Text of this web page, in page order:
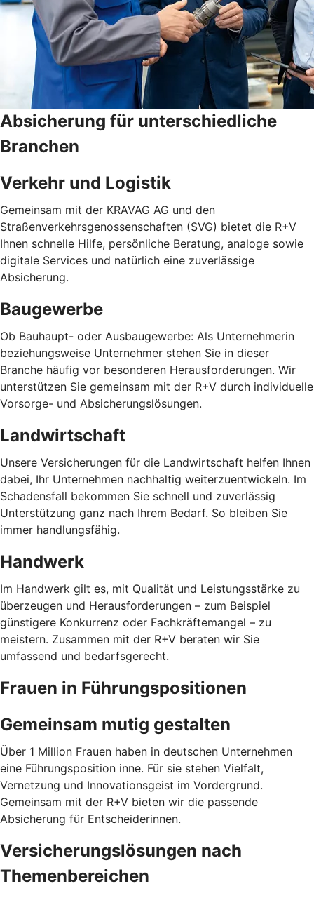
Absicherung für unterschiedliche
Branchen
Verkehr und Logistik
Gemeinsam mit der KRAVAG AG und den
Straßenverkehrsgenossenschaften (SVG) bietet die R+V
Ihnen schnelle Hilfe, persönliche Beratung, analoge sowie
digitale Services und natürlich eine zuverlässige
Absicherung.
Baugewerbe
Ob Bauhaupt- oder Ausbaugewerbe: Als Unternehmerin
beziehungsweise Unternehmer stehen Sie in dieser
Branche häufig vor besonderen Herausforderungen. Wir
unterstützen Sie gemeinsam mit der R+V durch individuelle
Vorsorge- und Absicherungslösungen.
Landwirtschaft
Unsere Versicherungen für die Landwirtschaft helfen Ihnen
dabei, Ihr Unternehmen nachhaltig weiterzuentwickeln. Im
Schadensfall bekommen Sie schnell und zuverlässig
Unterstützung ganz nach Ihrem Bedarf. So bleiben Sie
immer handlungsfähig.
Handwerk
Im Handwerk gilt es, mit Qualität und Leistungsstärke zu
überzeugen und Herausforderungen – zum Beispiel
günstigere Konkurrenz oder Fachkräftemangel – zu
meistern. Zusammen mit der R+V beraten wir Sie
umfassend und bedarfsgerecht.
Frauen in Führungspositionen
Gemeinsam mutig gestalten
Über 1 Million Frauen haben in deutschen Unternehmen
eine Führungsposition inne. Für sie stehen Vielfalt,
Vernetzung und Innovationsgeist im Vordergrund.
Gemeinsam mit der R+V bieten wir die passende
Absicherung für Entscheiderinnen.
Versicherungslösungen nach
Themenbereichen